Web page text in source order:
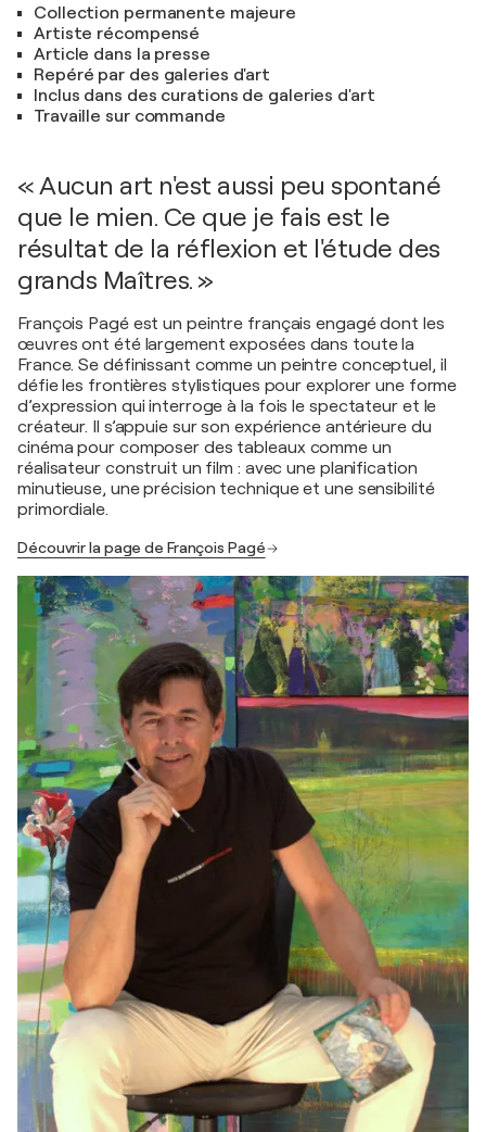
Collection permanente majeure
Artiste récompensé
Article dans la presse
Repéré par des galeries d'art
Inclus dans des curations de galeries d'art
Travaille sur commande
« Aucun art n'est aussi peu spontané
que le mien. Ce que je fais est le
résultat de la réflexion et l'étude des
grands Maîtres. »
François Pagé est un peintre français engagé dont les
œuvres ont été largement exposées dans toute la
France. Se définissant comme un peintre conceptuel, il
défie les frontières stylistiques pour explorer une forme
d’expression qui interroge à la fois le spectateur et le
créateur. Il s’appuie sur son expérience antérieure du
cinéma pour composer des tableaux comme un
réalisateur construit un film : avec une planification
minutieuse, une précision technique et une sensibilité
primordiale.
Découvrir la page de François Pagé